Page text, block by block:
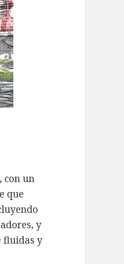
con un
que
y
fluidas y